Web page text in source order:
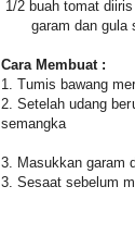
1/2 buah tomat diiris
garam dan gula
Cara Membuat :
1. Tumis bawang
2. Setelah udang
semangka
3. Masukkan garam
3. Sesaat sebelum